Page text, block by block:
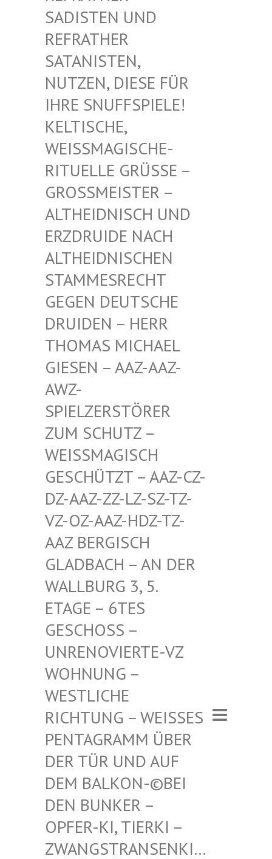
DISTEN UND RE
FRATHER SA
TANISTEN, NU
TZEN, DIESE FÜR IH
RE SNUFFSPIELE! KE
LTISCHE, WE
ISSMAGISCHE- RIT
UELLE GRÜSSE – GROSS
MEISTER – ALTHE
IDNISCH UND ERZDR
UIDE NACH ALTHE
IDNISCHEN STAMM
ESRECHT GEGEN
DEUTSCHE DRUID
EN – HERR THOMA
S MICHAEL GIESE
N – AAZ-AAZ-AWZ-S
PIEL
ZERSTÖRER ZUM S
CHUTZ – WEISSM
AGISCH GESCHÜ
TZT – AAZ-CZ-DZ-AAZ
-ZZ-LZ-SZ-TZ-VZ-OZ-
AAZ-HDZ-TZ-AAZ BE
RGISCH GLADBA
CH – AN DER WALLBU
RG 3, 5. ETAGE
– 6TES GESCHO
SS – UNRENO
VIERTE-VZ WOHNUN
G – WESTLI
CHE RICHTU
NG – WEISSES PENTAGR
AMM ÜBER DER TÜR
UND AUF DEM BAL
KON-©BEI DEN BUN
KER – OPFER-K
I, TIERKI – ZWANGST
RANSENKI… – ZWANG